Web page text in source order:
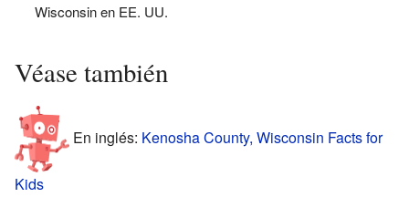
Wisconsin en EE. UU.
Véase también
En inglés: Kenosha County, Wisconsin Facts for
Kids